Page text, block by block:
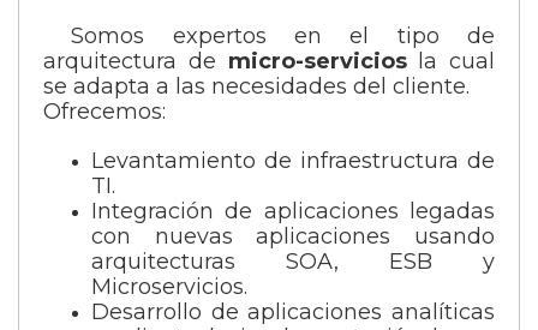
Somos expertos en el tipo de
arquitectura de micro-servicios
la cual
se adapta a las necesidades del cliente.
Ofrecemos:
Levantamiento de infraestructura de
TI.
Integración de aplicaciones legadas
con nuevas aplicaciones usando
arquitecturas SOA, ESB y
Microservicios.
Desarrollo de aplicaciones analíticas